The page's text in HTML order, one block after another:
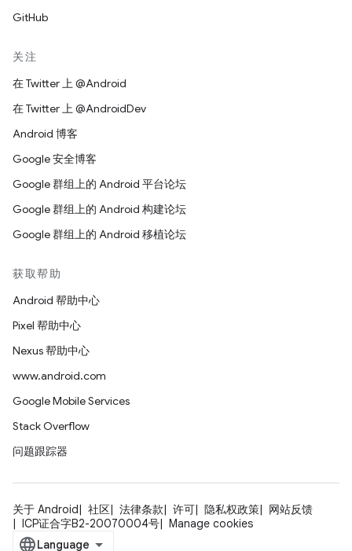
GitHub
关注
在 Twitter 上 @Android
在 Twitter 上 @AndroidDev
Android 博客
Google 安全博客
Google 群组上的 Android 平台论坛
Google 群组上的 Android 构建论坛
Google 群组上的 Android 移植论坛
获取帮助
Android 帮助中心
Pixel 帮助中心
Nexus 帮助中心
www.android.com
Google Mobile Services
Stack Overflow
问题跟踪器
关于 Android 社区 法律条款 许可 隐私权政策
网站反馈
ICP证合字B2-20070004号
Manage cookies